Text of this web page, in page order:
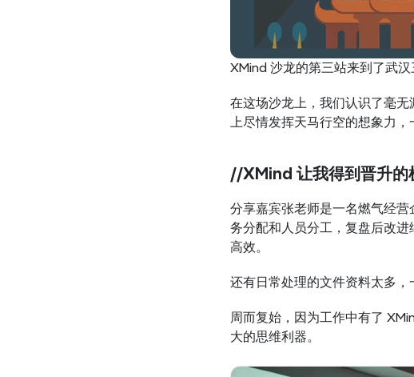
XMind 沙龙的第三站来到了武
在这场沙龙上，我们认识了毫
上尽情发挥天马行空的想象力
//XMind 让我得到晋升
分享嘉宾张老师是一名燃气经
务分配和人员分工，复盘后改
高效。
还有日常处理的文件资料太多，
周而复始，因为工作中有了
大的思维利器。